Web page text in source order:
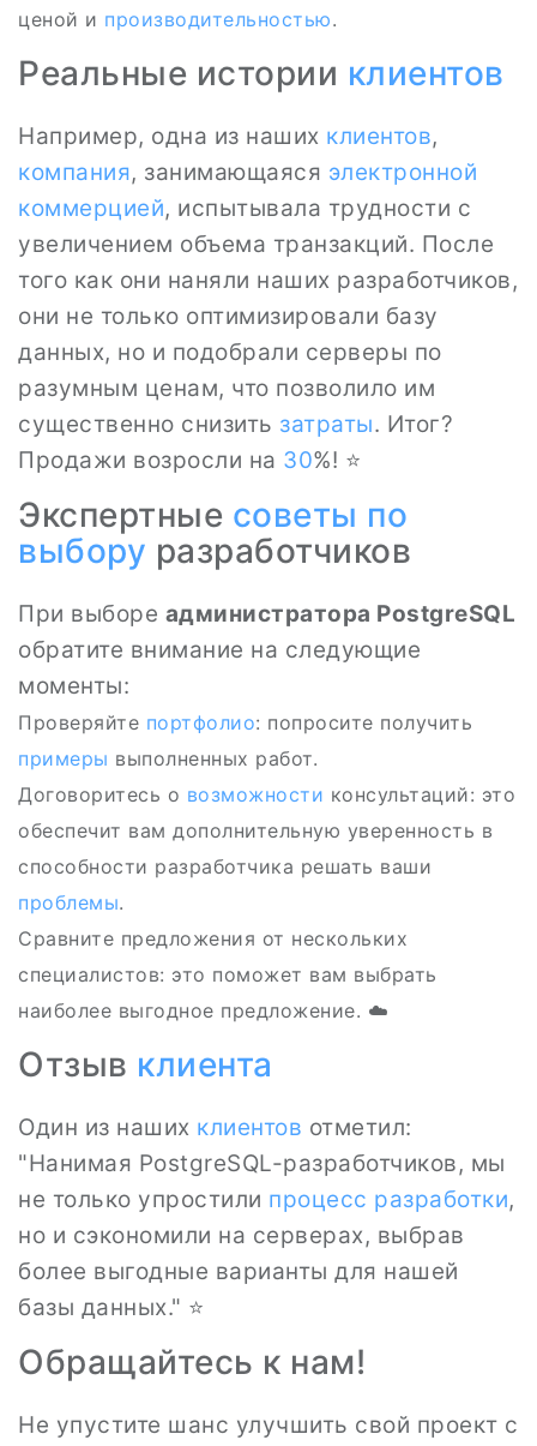
ценой и производительностью.
Реальные истории клиентов
Например, одна из наших клиентов,
компания, занимающаяся электронной
коммерцией, испытывала трудности с
увеличением объема транзакций. После
того как они наняли наших разработчиков,
они не только оптимизировали базу
данных, но и подобрали серверы по
разумным ценам, что позволило им
существенно снизить затраты. Итог?
Продажи возросли на 30%! ⭐
Экспертные советы по
выбору разработчиков
При выборе администратора PostgreSQL
обратите внимание на следующие
моменты:
Проверяйте портфолио: попросите получить
примеры выполненных работ.
Договоритесь о возможности консультаций: это
обеспечит вам дополнительную уверенность в
способности разработчика решать ваши
проблемы.
Сравните предложения от нескольких
специалистов: это поможет вам выбрать
наиболее выгодное предложение. ☁️
Отзыв клиента
Один из наших клиентов отметил:
"Нанимая PostgreSQL-разработчиков, мы
не только упростили процесс разработки,
но и сэкономили на серверах, выбрав
более выгодные варианты для нашей
базы данных." ⭐
Обращайтесь к нам!
Не упустите шанс улучшить свой проект с